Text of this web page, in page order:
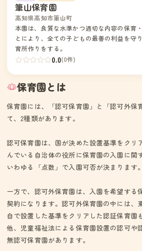
筆山保育園
高知県高知市筆山町
本園は、良質な水準かつ適切な内容の保育
とにより、全ての子どもの最善の利益を守
育所作りをする。
0.0(0件)
保育園とは
保育園には、「認可保育園」と「認可外保
て、2種類があります。
認可保育園は、国が決めた設置基準をクリ
んでいる自治体の役所に保育園の入園に関
いわゆる「点数」で入園可否が決まります。
一方で、認可外保育園は、入園を希望する
契約になります。認可外保育園の中には、
自で設置した基準をクリアした認証保育園
他、児童福祉法による保育園設置の認可や
無認可保育園があります。